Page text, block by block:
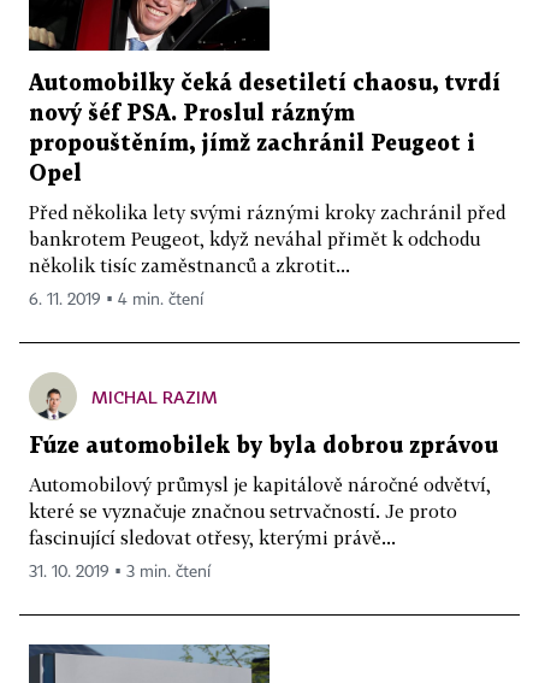
Automobilky čeká desetiletí chaosu, tvrdí
nový šéf PSA. Proslul rázným
propouštěním, jímž zachránil Peugeot i
Opel
Před několika lety svými ráznými kroky zachránil před
bankrotem Peugeot, když neváhal přimět k odchodu
několik tisíc zaměstnanců a zkrotit...
6. 11. 2019 ▪ 4 min. čtení
MICHAL RAZIM
Fúze automobilek by byla dobrou zprávou
Automobilový průmysl je kapitálově náročné odvětví,
které se vyznačuje značnou setrvačností. Je proto
fascinující sledovat otřesy, kterými právě...
31. 10. 2019 ▪ 3 min. čtení